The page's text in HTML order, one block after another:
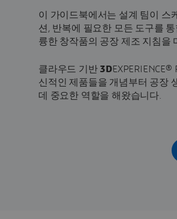
이 가이드북에서는 설계 팀이 스
션, 반복에 필요한 모든 도구를
륭한 창작품의 공장 제조 지침을
클라우드 기반 3D
신적인 제품들을 개념부터 공장
데 중요한 역할을 해왔습니다.